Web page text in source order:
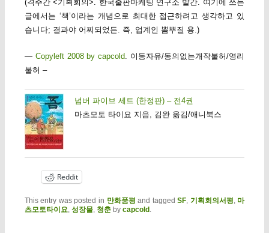
(격주간 <기획회의>. 한국출판마케팅 연구소 발간. 여기에 쓰는
글에서는 ‘책’이라는 개념으로 최대한 접근하려고 생각하고 있
습니다; 결과야 어찌되었든. 즉, 업계인 뽐뿌질 용.)
— Copyleft 2008 by capcold. 이동자유/동의없는개작불허/영리
불허 –
넘버 파이브 세트 (한정판) – 전4권
마츠모토 타이요 지음, 김완 옮김/애니북스
Reddit
This entry was posted in 만화품평 and taggedSF, 기획회의서평, 마
츠모토타이요, 성장물, 청춘by capcold .